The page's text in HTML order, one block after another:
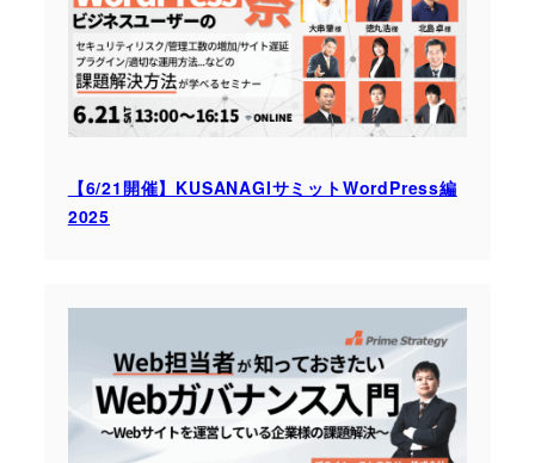
【6/21開催】KUSANAGIサミットWordPress編
2025